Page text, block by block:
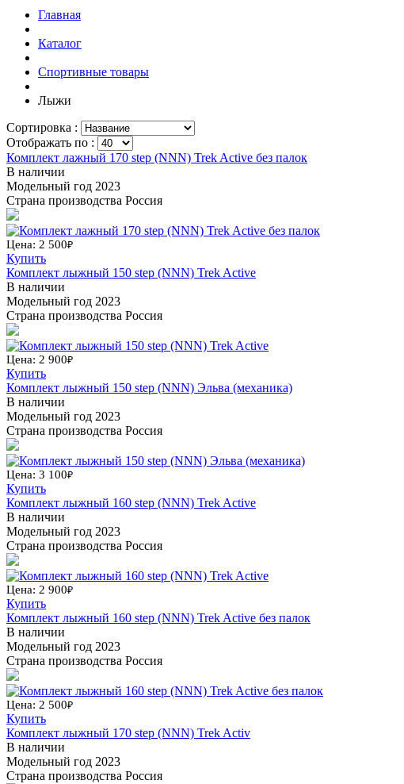
Главная
Каталог
Спортивные товары
Лыжи
Сортировка :
Отображать по :
Комплект лажный 170 step (NNN) Trek Active без палок
В наличии
Модельный год 2023
Страна производства Россия
Цена: 2 500₽
Купить
Комплект лыжный 150 step (NNN) Trek Active
В наличии
Модельный год 2023
Страна производства Россия
Цена: 2 900₽
Купить
Комплект лыжный 150 step (NNN) Эльва (механика)
В наличии
Модельный год 2023
Страна производства Россия
Цена: 3 100₽
Купить
Комплект лыжный 160 step (NNN) Trek Active
В наличии
Модельный год 2023
Страна производства Россия
Цена: 2 900₽
Купить
Комплект лыжный 160 step (NNN) Trek Active без палок
В наличии
Модельный год 2023
Страна производства Россия
Цена: 2 500₽
Купить
Комплект лыжный 170 step (NNN) Trek Activ
В наличии
Модельный год 2023
Страна производства Россия